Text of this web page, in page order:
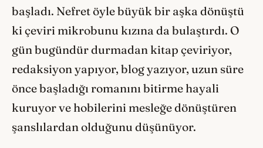
başladı. Nefret öyle büyük bir aşka dönüştü
ki çeviri mikrobunu kızına da bulaştırdı. O
gün bugündür durmadan kitap çeviriyor,
redaksiyon yapıyor, blog yazıyor, uzun süre
önce başladığı romanını bitirme hayali
kuruyor ve hobilerini mesleğe dönüştüren
şanslılardan olduğunu düşünüyor.